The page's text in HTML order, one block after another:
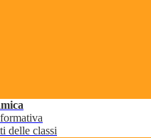
delle classi